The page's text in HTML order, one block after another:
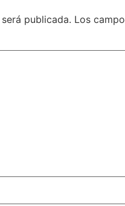
publicada. Los